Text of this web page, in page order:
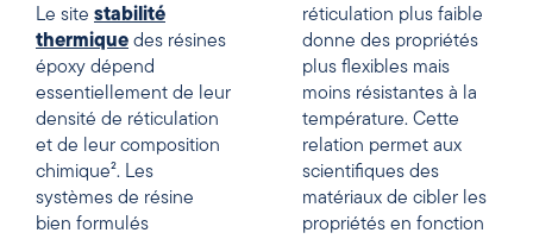
Le site stabilité
thermique des résines
époxy dépend
essentiellement de leur
densité de réticulation
et de leur composition
chimique². Les
systèmes de résine
bien formulés
réticulation plus faible
donne des propriétés
plus flexibles mais
moins résistantes à la
température. Cette
relation permet aux
scientifiques des
matériaux de cibler les
propriétés en fonction